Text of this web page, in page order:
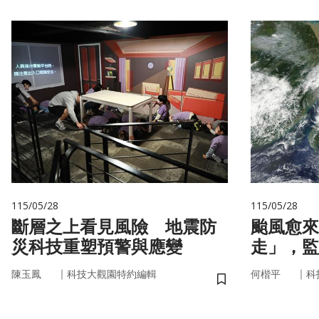
115/05/28
斷層之上看見風險 地震防
災科技重塑預警與應變
陳玉鳳 ｜ 科技大觀園特約編輯
儲存書籤
115/05/28
颱風愈
走」，
防災決
何楷平 ｜ 科